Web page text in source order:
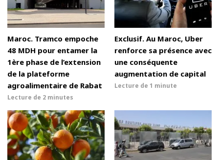
Maroc. Tramco empoche
48 MDH pour entamer la
1ère phase de l’extension
de la plateforme
agroalimentaire de Rabat
Lecture de 2 minutes
Exclusif. Au Maroc, Uber
renforce sa présence avec
une conséquente
augmentation de capital
Lecture de 1 minute